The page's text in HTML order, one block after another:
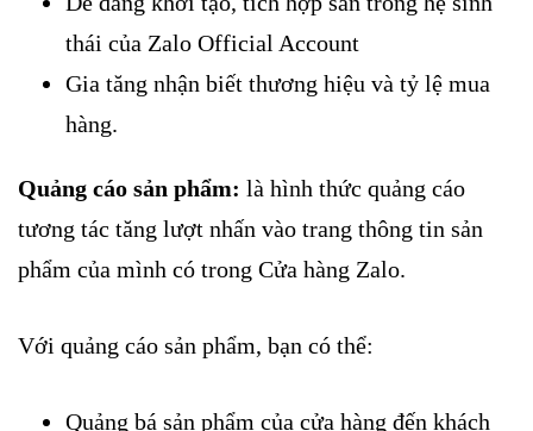
thái của Zalo Official Account
Gia tăng nhận biết thương hiệu và tỷ lệ mua
hàng.
Quảng cáo sản phẩm: là hình thức quảng cáo
tương tác tăng lượt nhấn vào trang thông tin sản
phẩm của mình có trong Cửa hàng Zalo.
Với quảng cáo sản phẩm, bạn có thể:
Quảng bá sản phẩm của cửa hàng đến khách